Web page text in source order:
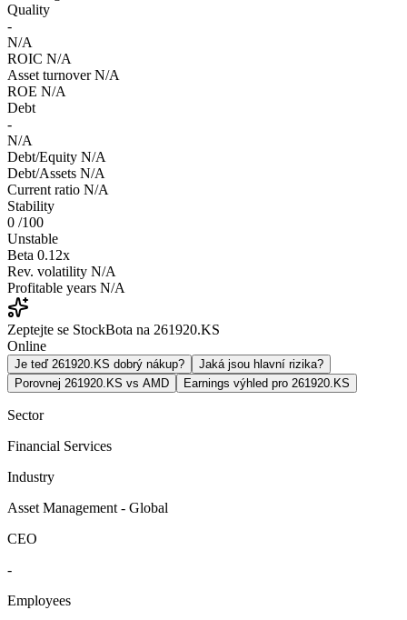
Quality
-
N/A
ROIC N/A
Asset turnover N/A
ROE N/A
Debt
-
N/A
Debt/Equity N/A
Debt/Assets N/A
Current ratio N/A
Stability
0 /100
Unstable
Beta 0.12x
Rev. volatility N/A
Profitable years N/A
Zeptejte se StockBota na 261920.KS
Online
Je teď 261920.KS dobrý nákup?
Jaká jsou hlavní rizika?
Porovnej 261920.KS vs AMD
Earnings výhled pro 261920.KS
Sector
Financial Services
Industry
Asset Management - Global
CEO
-
Employees